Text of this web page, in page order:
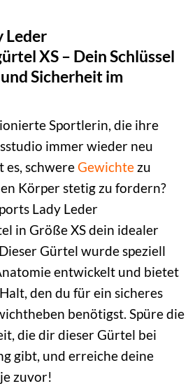
Leder
XS – Dein Schlüssel
Sicherheit im
Sportlerin, die ihre
immer wieder neu
es, schwereGewichte zu
Körper stetig zu fordern?
Lady Leder
in Größe XS dein idealer
Gürtel wurde speziell
entwickelt und bietet
den du für ein sicheres
benötigst. Spüre die
die dir dieser Gürtel bei
gibt, und erreiche deine
zuvor!